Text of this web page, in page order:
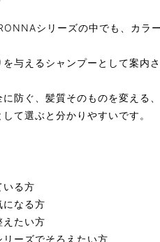
シリーズの中でも、カラ
与えるシャンプーとして案内
防ぐ、髪質そのものを変える
て選ぶと分かりやすいです。
いる方
になる方
えたい方
ーズでそろえたい方